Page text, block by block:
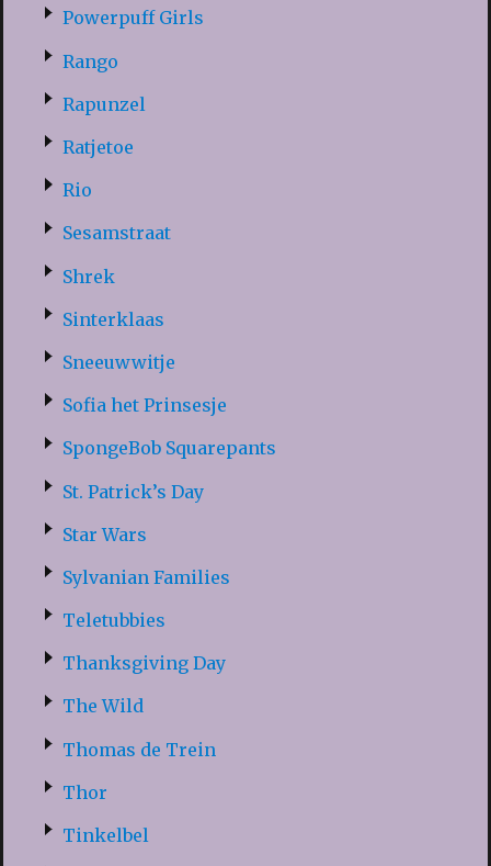
Powerpuff Girls
Rango
Rapunzel
Ratjetoe
Rio
Sesamstraat
Shrek
Sinterklaas
Sneeuwwitje
Sofia het Prinsesje
SpongeBob Squarepants
St. Patrick’s Day
Star Wars
Sylvanian Families
Teletubbies
Thanksgiving Day
The Wild
Thomas de Trein
Thor
Tinkelbel